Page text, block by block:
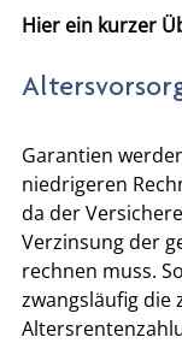
Hier ein kurzer
Garantien
niedrigeren
da der
Verzinsung der
rechnen muss.
zwangsläufig die